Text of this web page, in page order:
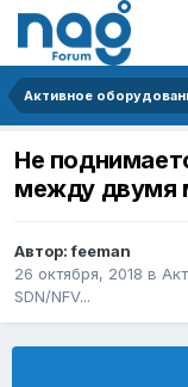
Не
между двумя
Автор:feeman
26 октября, 2018 в
SDN/NFV...